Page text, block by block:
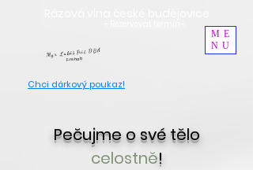
ME
NU
Mgr. Lukáš Frič, DBA
F-rehab
Chci dárkový poukaz!
Pečujme o své tělo
celostně!